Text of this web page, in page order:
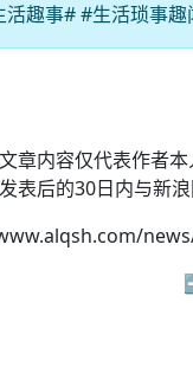
趣事# #生活琐事
章内容仅代表作者
表后的30日内与新浪